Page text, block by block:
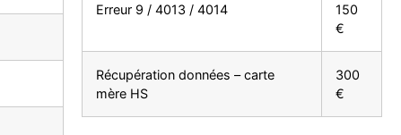
Erreur 9 / 4013 / 4014
150
€
Récupération données – carte
mère HS
300
€